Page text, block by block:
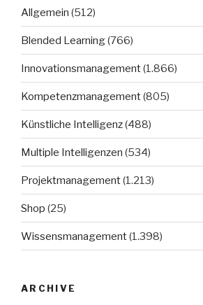
Allgemein (512)
Blended Learning(766)
Innovationsmanagement(1.866)
Kompetenzmanagement(805)
Künstliche Intelligenz(488)
Multiple Intelligenzen (534)
Projektmanagement(1.213)
Shop (25)
Wissensmanagement(1.398)
ARCHIVE